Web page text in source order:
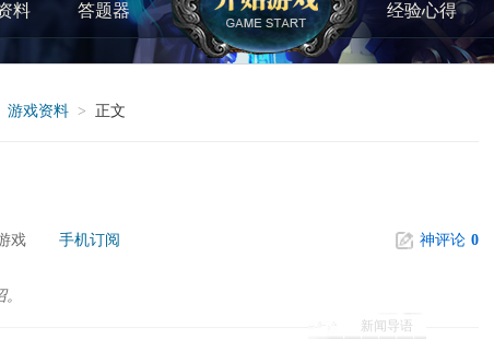
料 答题器 经验心得
游戏资料 > 正文
戏 手机订阅 神评论 0
新闻导语